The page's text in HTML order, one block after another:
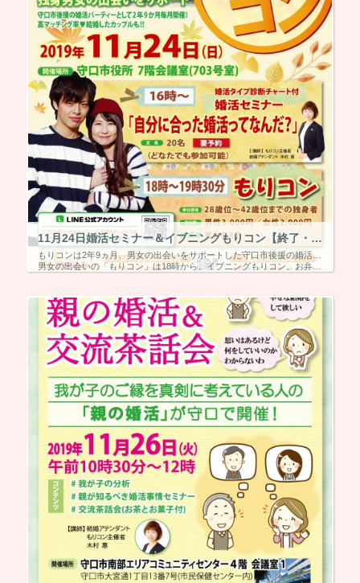
11月24日婚活セミナー＆イブニングもりコン【終了・5組マッチング】
もりコンは2年9ヵ月、男女の出会いをサポートした守口市後援の婚活イベント。11月は結婚アテンダントの木村惠が「自分に合った婚活ってなんだ？」の婚活セミナーを実施。婚活タイプ診断チャート付き！
男女の出会いの「もりコン」は18時から、イブニングもりコン。お弁当付きです！